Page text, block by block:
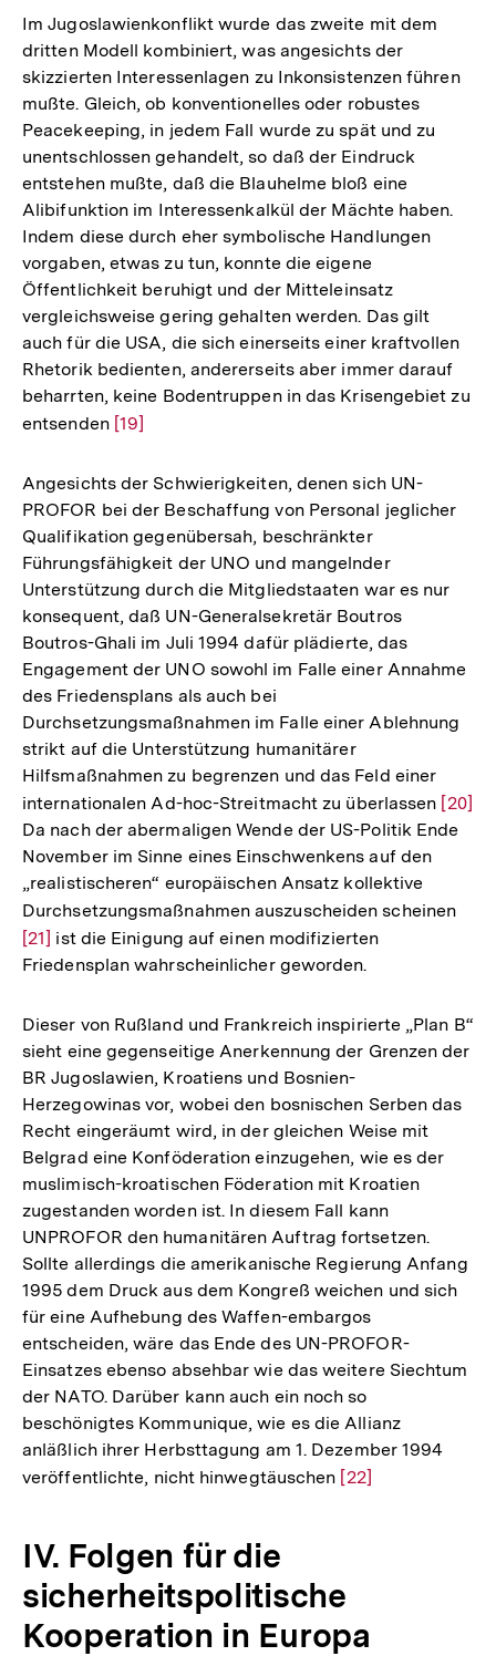
Im Jugoslawienkonflikt wurde das zweite mit dem
dritten Modell kombiniert, was angesichts der
skizzierten Interessenlagen zu Inkonsistenzen führen
mußte. Gleich, ob konventionelles oder robustes
Peacekeeping, in jedem Fall wurde zu spät und zu
unentschlossen gehandelt, so daß der Eindruck
entstehen mußte, daß die Blauhelme bloß eine
Alibifunktion im Interessenkalkül der Mächte haben.
Indem diese durch eher symbolische Handlungen
vorgaben, etwas zu tun, konnte die eigene
Öffentlichkeit beruhigt und der Mitteleinsatz
vergleichsweise gering gehalten werden. Das gilt
auch für die USA, die sich einerseits einer kraftvollen
Rhetorik bedienten, andererseits aber immer darauf
beharrten, keine Bodentruppen in das Krisengebiet zu
entsenden Zur
der
Fußnote
[19]
Angesichts der Schwierigkeiten, denen sich UN-
PROFOR bei der Beschaffung von Personal jeglicher
Qualifikation gegenübersah, beschränkter
Führungsfähigkeit der UNO und mangelnder
Unterstützung durch die Mitgliedstaaten war es nur
konsequent, daß UN-Generalsekretär Boutros
Boutros-Ghali im Juli 1994 dafür plädierte, das
Engagement der UNO sowohl im Falle einer Annahme
des Friedensplans als auch bei
Durchsetzungsmaßnahmen im Falle einer Ablehnung
strikt auf die Unterstützung humanitärer
Hilfsmaßnahmen zu begrenzen und das Feld einer
internationalen Ad-hoc-Streitmacht zu überlassen Zur
[20]
Da nach der abermaligen Wende der US-Politik Ende
November im Sinne eines Einschwenkens auf den
„realistischeren“ europäischen Ansatz kollektive
Durchsetzungsmaßnahmen auszuscheiden scheinen
[21] ist die Einigung auf einen modifizierten
Friedensplan wahrscheinlicher geworden.
Dieser von Rußland und Frankreich inspirierte „Plan B“
sieht eine gegenseitige Anerkennung der Grenzen der
BR Jugoslawien, Kroatiens und Bosnien-
Herzegowinas vor, wobei den bosnischen Serben das
Recht eingeräumt wird, in der gleichen Weise mit
Belgrad eine Konföderation einzugehen, wie es der
muslimisch-kroatischen Föderation mit Kroatien
zugestanden worden ist. In diesem Fall kann
UNPROFOR den humanitären Auftrag fortsetzen.
Sollte allerdings die amerikanische Regierung Anfang
1995 dem Druck aus dem Kongreß weichen und sich
für eine Aufhebung des Waffen-embargos
entscheiden, wäre das Ende des UN-PROFOR-
Einsatzes ebenso absehbar wie das weitere Siechtum
der NATO. Darüber kann auch ein noch so
beschönigtes Kommunique, wie es die Allianz
anläßlich ihrer Herbsttagung am 1. Dezember 1994
veröffentlichte, nicht hinwegtäuschen Zur
[22]
IV. Folgen für die
sicherheitspolitische
Kooperation in Europa